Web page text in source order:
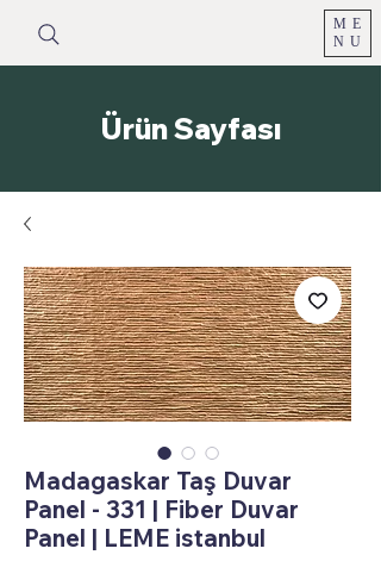
ME
NU
Ürün Sayfası
Madagaskar Taş Duvar
Panel - 331 | Fiber Duvar
Panel | LEME istanbul